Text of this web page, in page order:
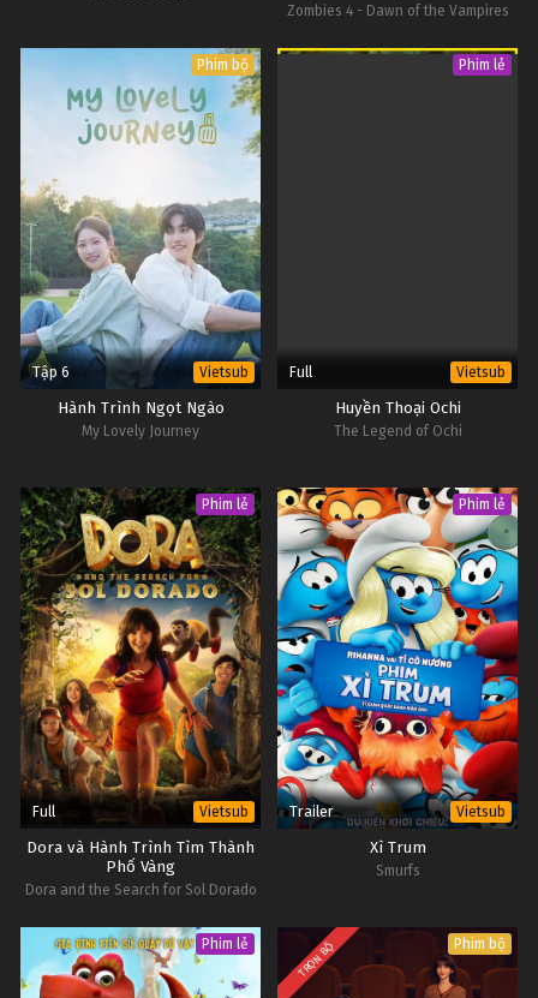
Zombies 4 - Dawn of the Vampires
Phim bộ
Tập 6 Vietsub
Hành Trình Ngọt Ngào
My Lovely Journey
Phim lẻ
Full Vietsub
Huyền Thoại Ochi
The Legend of Ochi
Phim lẻ
Full Vietsub
Dora và Hành Trình Tìm Thành
Phố Vàng
Dora and the Search for Sol Dorado
Phim lẻ
Trailer Vietsub
Xì Trum
Smurfs
Phim lẻ TRỌN BỘ Phim bộ